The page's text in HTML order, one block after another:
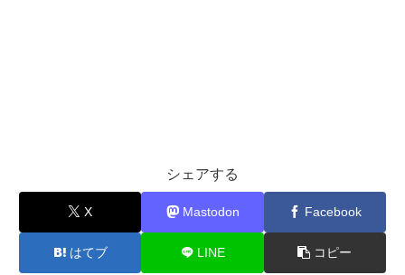
シェアする
X Mastodon Facebook
はてブ LINE コピー